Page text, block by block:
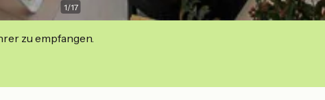
1/17
zu empfangen.